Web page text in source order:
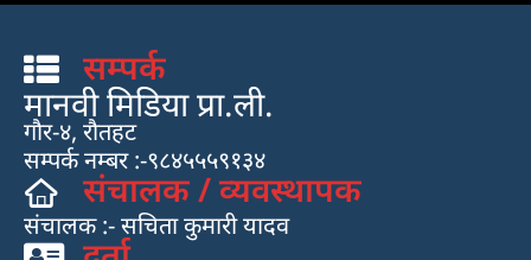
सम्पर्क
मानवी मिडिया प्रा.ली.
गौर-४, रौतहट
सम्पर्क नम्बर :-९८४५५५९१३४
संचालक / व्यवस्थापक
संचालक :- सचिता कुमारी यादव